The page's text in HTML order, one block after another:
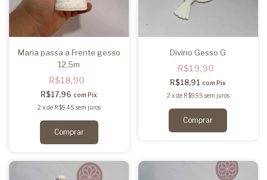
Maria passa a Frente gesso
12,5m
R$18,90
R$17,96com Pix
2 xde R$9,45 sem juros
Divino Gesso G
R$19,90
R$18,91com Pix
2 xde R$9,95 sem juros